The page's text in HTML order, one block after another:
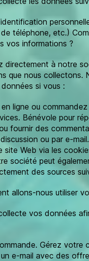
téléphone, etc.)
vos informations ?
directement à notre
que nous collectons.
si vous :
ligne ou commandez
Bénévole pour
fournir des
ou par e-
site Web via les
société peut
des sources
allons-nous utiliser
vos données
Gérez votre
e-mail avec des